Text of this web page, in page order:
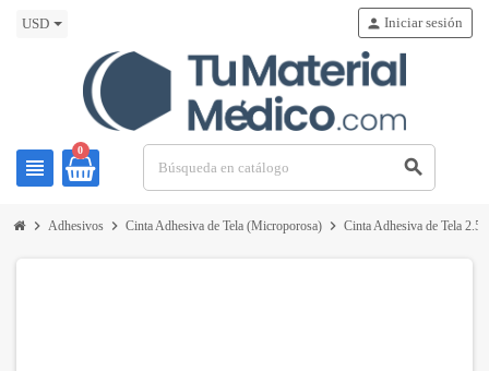
USD
view_headline
person Iniciar sesión
0
search
chevron_right Adhesivos chevron_right Cinta Adhesiva de Tela (Microporosa) chevron_right Cinta Adhesiva de Tela